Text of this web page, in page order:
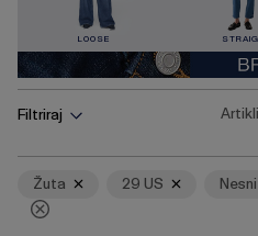
LOOSE
tipku
za
skupljanje
širenje
Filtriraj
Žuta 29 US